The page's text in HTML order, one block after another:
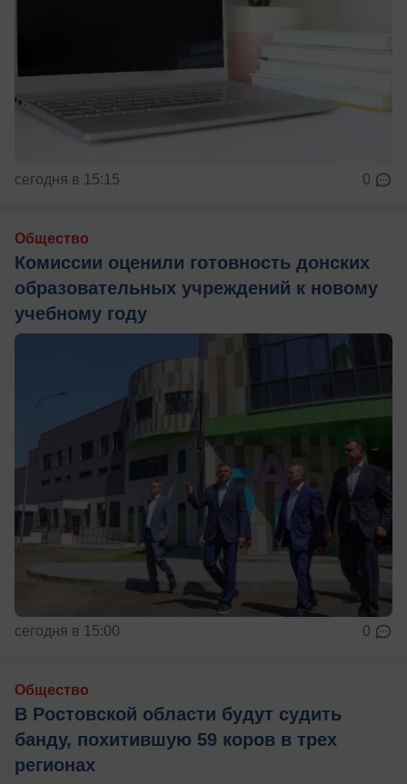
сегодня в 15:15 0
Общество
Комиссии оценили готовность донских
образовательных учреждений к новому
учебному году
сегодня в 15:00 0
Общество
В Ростовской области будут судить
банду, похитившую 59 коров в трех
регионах